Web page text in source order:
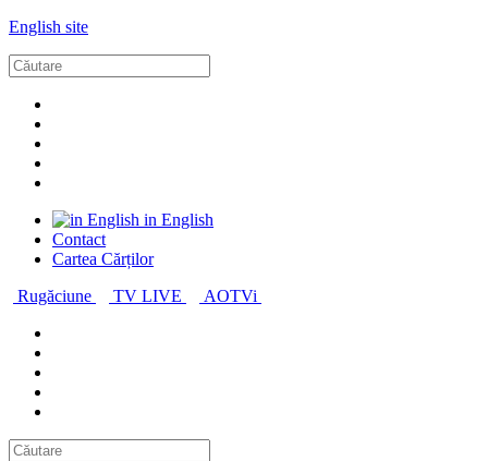
English site
in English
Contact
Cartea Cărților
Rugăciune
TV LIVE AOTVi